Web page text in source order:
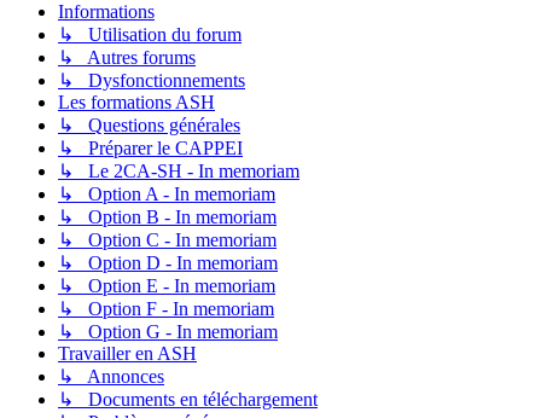
Informations
↳ Utilisation du forum
↳ Autres forums
↳ Dysfonctionnements
Les formations ASH
↳ Questions générales
↳ Préparer le CAPPEI
↳ Le 2CA-SH - In memoriam
↳ Option A - In memoriam
↳ Option B - In memoriam
↳ Option C - In memoriam
↳ Option D - In memoriam
↳ Option E - In memoriam
↳ Option F - In memoriam
↳ Option G - In memoriam
Travailler en ASH
↳ Annonces
↳ Documents en téléchargement